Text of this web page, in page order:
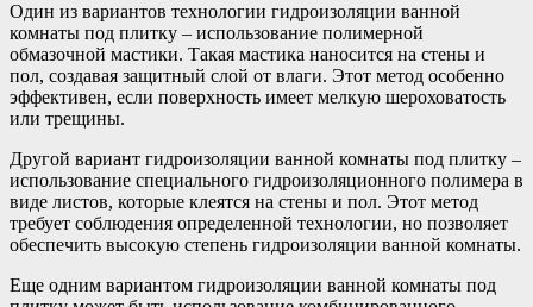
Один из вариантов технологии гидроизоляции ванной
комнаты под плитку – использование полимерной
обмазочной мастики. Такая мастика наносится на стены и
пол, создавая защитный слой от влаги. Этот метод особенно
эффективен, если поверхность имеет мелкую шероховатость
или трещины.
Другой вариант гидроизоляции ванной комнаты под плитку –
использование специального гидроизоляционного полимера в
виде листов, которые клеятся на стены и пол. Этот метод
требует соблюдения определенной технологии, но позволяет
обеспечить высокую степень гидроизоляции ванной комнаты.
Еще одним вариантом гидроизоляции ванной комнаты под